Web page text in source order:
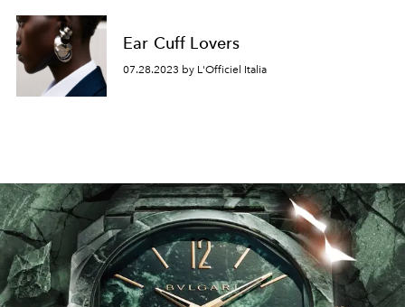
Ear Cuff Lovers
07.28.2023 by L'Officiel Italia